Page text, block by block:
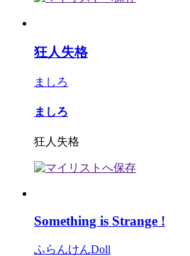
狂人失格
ましろ
ましろ
狂人失格
Something is Strange !
ふらんけんDoll